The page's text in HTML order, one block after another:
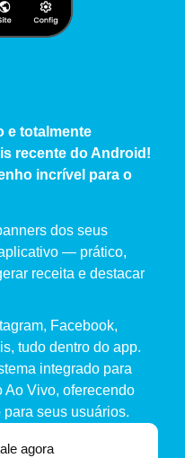
e totalmente
recente do Android!
incrível para o
dos seus
— prático,
receita e destacar
Facebook,
tudo dentro do app.
integrado para
Ao Vivo, oferecendo
seus usuários.
agora